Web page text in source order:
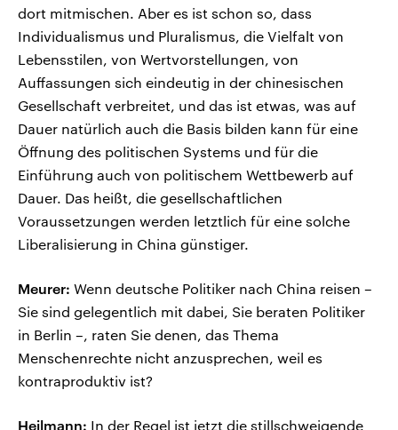
dort mitmischen. Aber es ist schon so, dass
Individualismus und Pluralismus, die Vielfalt von
Lebensstilen, von Wertvorstellungen, von
Auffassungen sich eindeutig in der chinesischen
Gesellschaft verbreitet, und das ist etwas, was auf
Dauer natürlich auch die Basis bilden kann für eine
Öffnung des politischen Systems und für die
Einführung auch von politischem Wettbewerb auf
Dauer. Das heißt, die gesellschaftlichen
Voraussetzungen werden letztlich für eine solche
Liberalisierung in China günstiger.
Meurer: Wenn deutsche Politiker nach China reisen –
Sie sind gelegentlich mit dabei, Sie beraten Politiker
in Berlin –, raten Sie denen, das Thema
Menschenrechte nicht anzusprechen, weil es
kontraproduktiv ist?
Heilmann: In der Regel ist jetzt die stillschweigende